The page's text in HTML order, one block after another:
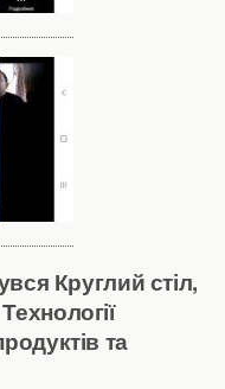
Круглий стіл,
та